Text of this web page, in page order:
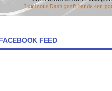
FACEBOOK FEED